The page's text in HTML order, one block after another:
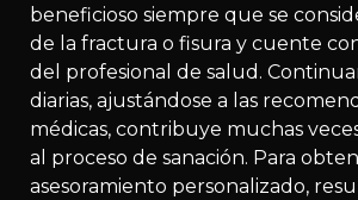
beneficioso siempre que se
de la fractura o fisura y cuente
del profesional de salud.
diarias, ajustándose a las
médicas, contribuye muchas
al proceso de sanación. Para
asesoramiento personalizado,